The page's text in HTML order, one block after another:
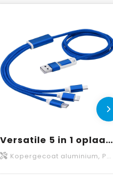
Versatile 5 in 1 oplaadkabel
Kopergecoat aluminium, Polyester